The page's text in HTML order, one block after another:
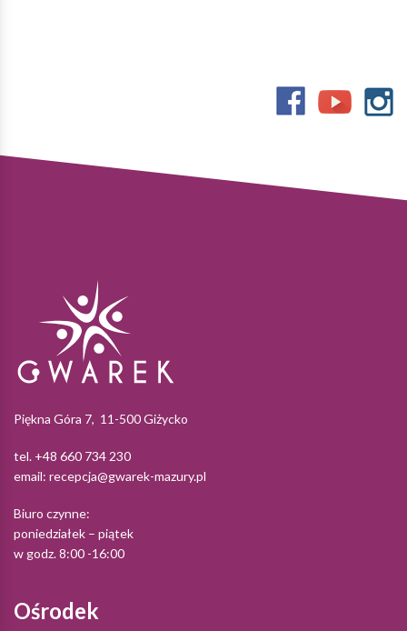
Piękna Góra 7, 11-500 Giżycko
tel. +48 660 734 230
email: recepcja@gwarek-mazury.pl
Biuro czynne:
poniedziałek – piątek
w godz. 8:00 -16:00
Ośrodek